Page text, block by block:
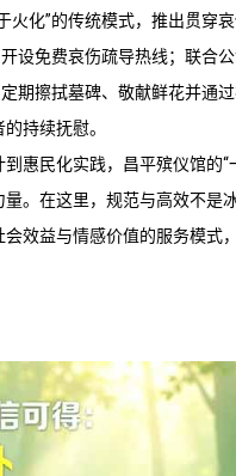
火化”的传统模式，推出贯穿
设免费哀伤疏导热线；联合
期擦拭墓碑、敬献鲜花并通
持续抚慰。
惠民化实践， 昌平殡仪馆的“
。在这里，规范与高效不是
效益与情感价值的服务模式